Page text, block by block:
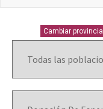
Cambiar provincia